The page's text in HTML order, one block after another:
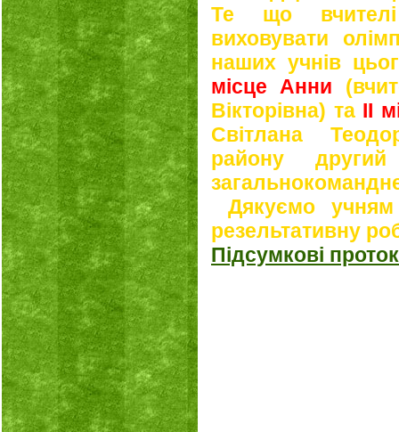
Те що
виховувати
наших учнів
місце Анни
Вікторівна) та ІІ
Світлана
району
Дякуємо
резельтативну
Підсумкові